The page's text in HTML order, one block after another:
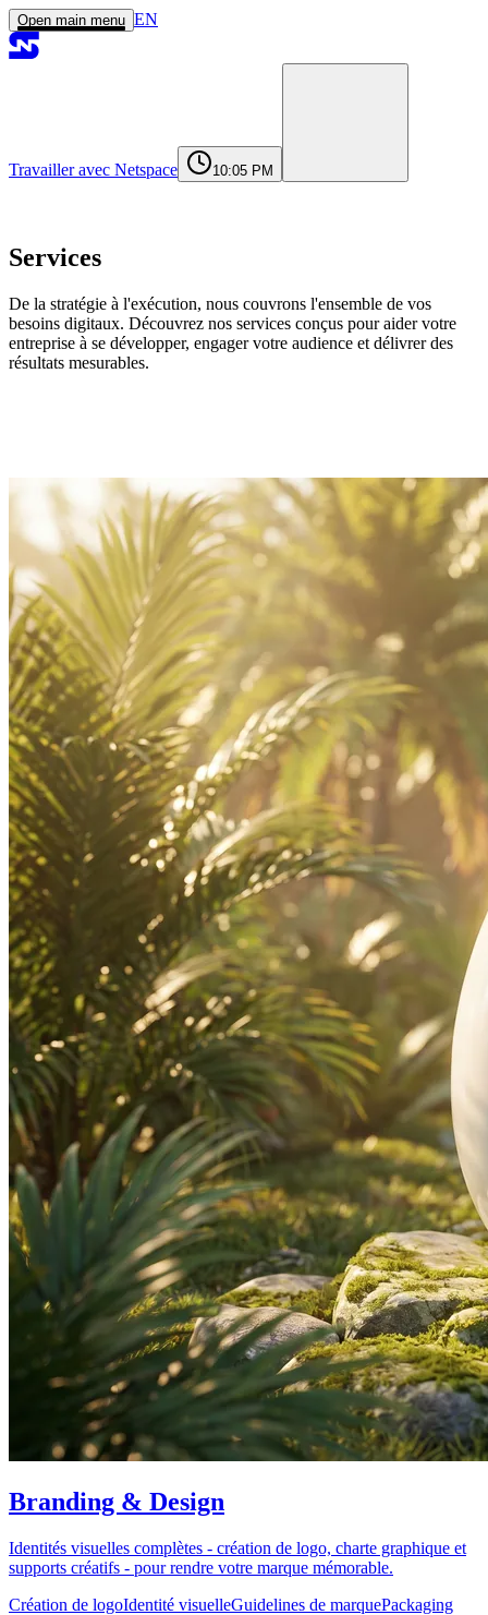
Open main menu EN
Travailler avec Netspace 10:05 PM
Services
De la stratégie à l'exécution, nous couvrons l'ensemble de vos
besoins digitaux. Découvrez nos services conçus pour aider votre
entreprise à se développer, engager votre audience et délivrer des
résultats mesurables.
Branding & Design
Identités visuelles complètes - création de logo, charte graphique et
supports créatifs - pour rendre votre marque mémorable.
Création de logoIdentité visuelleGuidelines de marquePackaging